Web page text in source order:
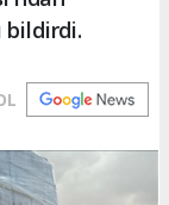
bildirdi.